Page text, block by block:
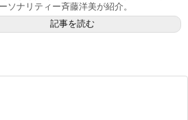
ソナリティー斉藤洋美が紹介。
記事を読む